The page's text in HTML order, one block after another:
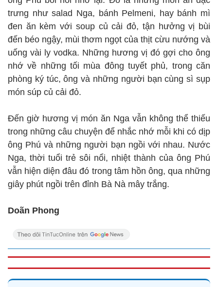
trưng như salad Nga, bánh Pelmeni, hay bánh mì
đen ăn kèm với soup củ cải đỏ, tận hưởng vị bùi
đến béo ngậy, mùi thơm ngọt của thịt cừu nướng và
uống vài ly vodka. Những hương vị đó gợi cho ông
nhớ về những tối mùa đông tuyết phủ, trong căn
phòng ký túc, ông và những người bạn cùng sì sụp
món súp củ cải đỏ.
Đến giờ hương vị món ăn Nga vẫn không thể thiếu
trong những câu chuyện để nhắc nhớ mỗi khi có dịp
ông Phú và những người bạn ngồi với nhau. Nước
Nga, thời tuổi trẻ sôi nổi, nhiệt thành của ông Phú
vẫn hiện diện đâu đó trong tâm hồn ông, qua những
giây phút ngồi trên đỉnh Bà Nà mây trắng.
Doãn Phong